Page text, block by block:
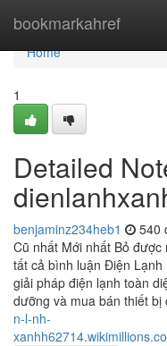
bookmarkahref
Home
Home
1
Detailed
benjaminz234heb1 540
Cũ nhất Mới nhất Bỏ
tất cả bình luận Điện
giải pháp điện lạnh toàn
dưỡng và mua bán thiết
n-l-nh-